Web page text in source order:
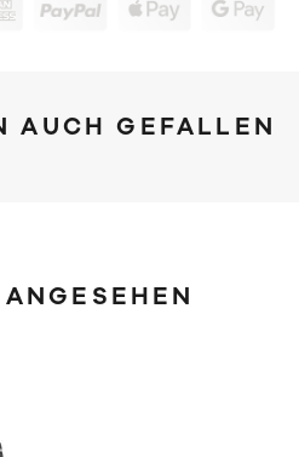
AUCH GEFALLEN